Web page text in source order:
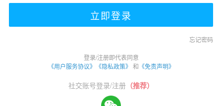
忘记密码
登录/注册即代表同意
《用户服务协议》
《隐私政策》 和 《免责声明》
社交账号登录/注册 （推荐）